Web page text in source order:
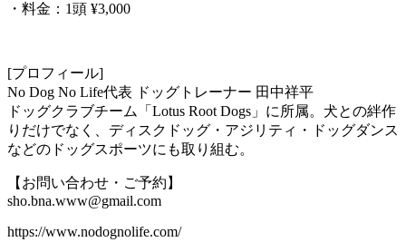
・料金：1頭 ¥3,000
[プロフィール]
No Dog No Life代表 ドッグトレーナー 田中祥平
ドッグクラブチーム「Lotus Root Dogs」に所属。犬との絆作
りだけでなく、ディスクドッグ・アジリティ・ドッグダンス
などのドッグスポーツにも取り組む。
【お問い合わせ・ご予約】
sho.bna.www@gmail.com
https://www.nodognolife.com/